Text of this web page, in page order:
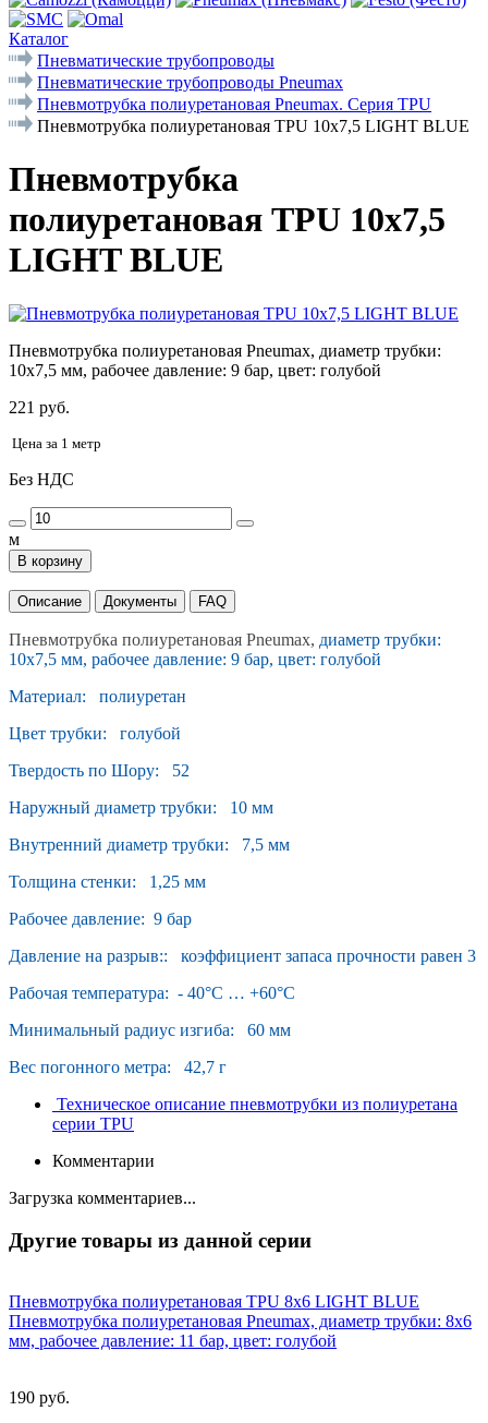
Каталог
Пневматические трубопроводы
Пневматические трубопроводы Pneumax
Пневмотрубка полиуретановая Pneumax. Серия ТРU
Пневмотрубка полиуретановая TPU 10x7,5 LIGHT BLUE
Пневмотрубка
полиуретановая TPU 10x7,5
LIGHT BLUE
Пневмотрубка полиуретановая Pneumax, диаметр трубки:
10х7,5 мм, рабочее давление: 9 бар, цвет: голубой
221 руб.
Цена за 1 метр
Без НДС
м
В корзину
Описание Документы FAQ
Пневмотрубка полиуретановая Pneumax, диаметр трубки:
10х7,5 мм, рабочее давление: 9 бар, цвет: голубой
Материал: полиуретан
Цвет трубки: голубой
Твердость по Шору: 52
Наружный диаметр трубки: 10 мм
Внутренний диаметр трубки: 7,5 мм
Толщина стенки: 1,25 мм
Рабочее давление: 9 бар
Давление на разрыв:: коэффициент запаса прочности равен 3
Рабочая температура: - 40°С … +60°С
Минимальный радиус изгиба: 60 мм
Вес погонного метра: 42,7 г
Техническое описание пневмотрубки из полиуретана
серии TPU
Комментарии
Загрузка комментариев...
Другие товары из данной серии
Пневмотрубка полиуретановая TPU 8x6 LIGHT BLUE
Пневмотрубка полиуретановая Pneumax, диаметр трубки: 8x6
мм, рабочее давление: 11 бар, цвет: голубой
190 руб.